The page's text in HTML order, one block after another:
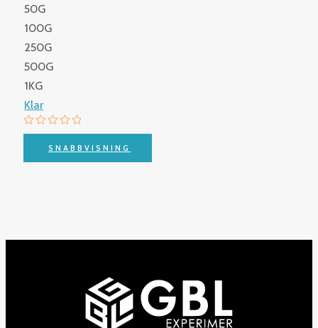
50G
100G
250G
500G
1KG
Klar
Betygsatt
5
SNABBVISNING